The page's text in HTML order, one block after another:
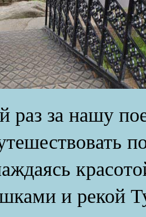
раз за нашу
и рекой